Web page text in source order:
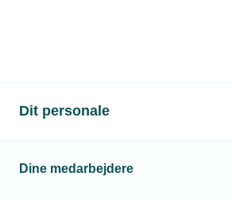
Dit personale
Dine medarbejdere
Gode råd når du
lærlinge
Opdateret: 25. jun. 2026